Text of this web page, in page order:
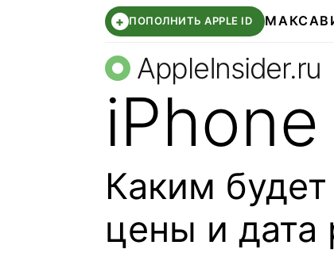
+ ПОПОЛНИТЬ APPLE ID МАКС
AppleInsider.ru
iPhone
Каким
цены и дата